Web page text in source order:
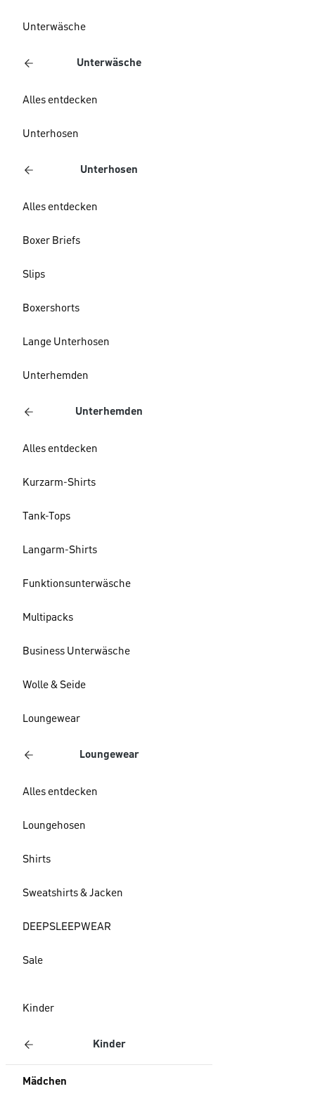
Unterwäsche
Unterwäsche
Alles entdecken
Unterhosen
Unterhosen
Alles entdecken
Boxer Briefs
Slips
Boxershorts
Lange Unterhosen
Unterhemden
Unterhemden
Alles entdecken
Kurzarm-Shirts
Tank-Tops
Langarm-Shirts
Funktionsunterwäsche
Multipacks
Business Unterwäsche
Wolle & Seide
Loungewear
Loungewear
Alles entdecken
Loungehosen
Shirts
Sweatshirts & Jacken
DEEPSLEEPWEAR
Sale
Kinder
Kinder
Mädchen